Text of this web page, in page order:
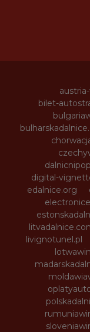
bilet-
digital-
edalnice.org
livignotunel.pl